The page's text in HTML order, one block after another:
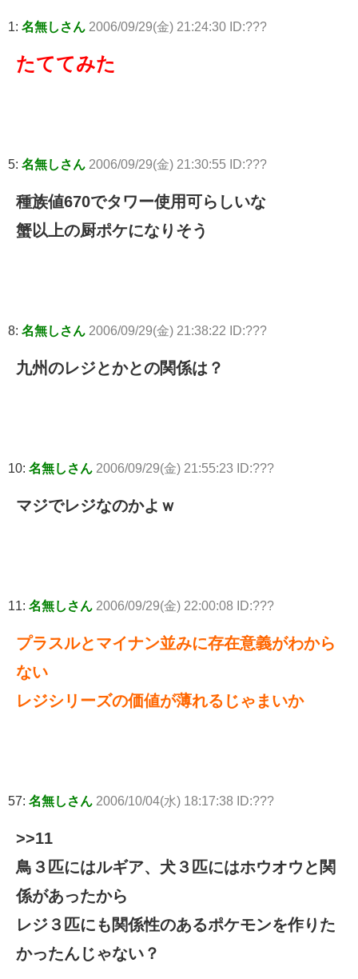
1: 名無しさん 2006/09/29(金) 21:24:30 ID:???
たててみた
5: 名無しさん 2006/09/29(金) 21:30:55 ID:???
種族値670でタワー使用可らしいな
蟹以上の厨ポケになりそう
8: 名無しさん 2006/09/29(金) 21:38:22 ID:???
九州のレジとかとの関係は？
10: 名無しさん 2006/09/29(金) 21:55:23 ID:???
マジでレジなのかよｗ
11: 名無しさん 2006/09/29(金) 22:00:08 ID:???
プラスルとマイナン並みに存在意義がわから
ない
レジシリーズの価値が薄れるじゃまいか
57: 名無しさん 2006/10/04(水) 18:17:38 ID:???
>>11
鳥３匹にはルギア、犬３匹にはホウオウと関
係があったから
レジ３匹にも関係性のあるポケモンを作りた
かったんじゃない？